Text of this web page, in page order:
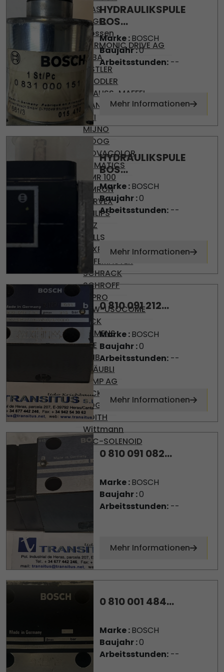
DIAS
ENGEL
Gossen
HARMONIC DRIVE AG
KEBA
KISTLER
KNODLER
KRAUSS-MAFFEI
MANNESMAN
MFI
MIJNO
MOOG
MOVACOLOR
NUMATICS
OMR 100
OMRON
PARVEX
PHILIPS
PILZ
PULLS
REXROTH
SAFEMASTER
SCHRACK
SCHROFF
SEPRO
SEW-USOCOME
SICK
SIEMENS
SKE
SMB
STÄUBLI
TEMP AG
VICKERS
VOGEL
VOITH
Wittmann
YPC-SOLENOID
HYDRAULIKSPULE
BOS...
Marke :BOSCH
Baujahr :0
Arbeitsstunden:--
Mehr Informationen
HYDRAULIKSPULE
BOS...
Marke :BOSCH
Baujahr :0
Arbeitsstunden:--
Mehr Informationen
0 810 091 212...
Marke :BOSCH
Baujahr :0
Arbeitsstunden:--
Mehr Informationen
0 810 091 082...
Marke :BOSCH
Baujahr :0
Arbeitsstunden:--
Mehr Informationen
0 810 001 484...
Marke :BOSCH
Baujahr :0
Arbeitsstunden:--